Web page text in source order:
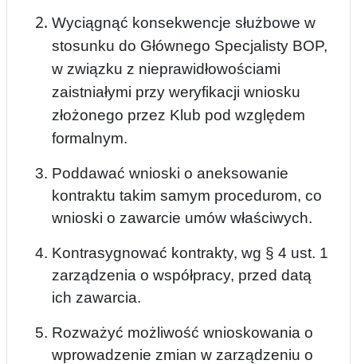
Wyciągnąć konsekwencje służbowe w
stosunku do Głównego Specjalisty BOP,
w związku z nieprawidłowościami
zaistniałymi przy weryfikacji wniosku
złożonego przez Klub pod względem
formalnym.
Poddawać wnioski o aneksowanie
kontraktu takim samym procedurom, co
wnioski o zawarcie umów właściwych.
Kontrasygnować kontrakty, wg § 4 ust. 1
zarządzenia o współpracy, przed datą
ich zawarcia.
Rozważyć możliwość wnioskowania o
wprowadzenie zmian w zarządzeniu o